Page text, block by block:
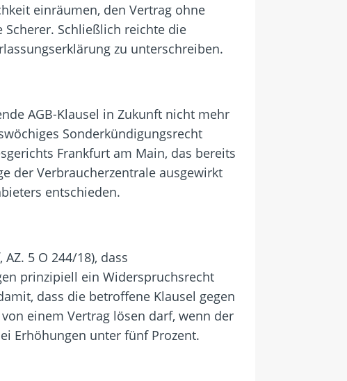
einräumen, den Vertrag ohne
Schließlich reichte die
zu unterschreiben.
AGB-Klausel in Zukunft nicht mehr
Sonderkündigungsrecht
Frankfurt am Main, das bereits
der Verbraucherzentrale ausgewirkt
entschieden.
5 O 244/18), dass
prinzipiell ein Widerspruchsrecht
dass die betroffene Klausel gegen
einem Vertrag lösen darf, wenn der
Erhöhungen unter fünf Prozent.